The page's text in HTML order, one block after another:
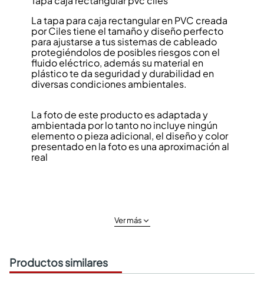
La tapa para caja rectangular en PVC creada
por Ciles tiene el tamaño y diseño perfecto
para ajustarse a tus sistemas de cableado
protegiéndolos de posibles riesgos con el
fluido eléctrico, además su material en
plástico te da seguridad y durabilidad en
diversas condiciones ambientales.
La foto de este producto es adaptada y
ambientada por lo tanto no incluye ningún
elemento o pieza adicional, el diseño y color
presentado en la foto es una aproximación al
real
Ver más
Productos similares